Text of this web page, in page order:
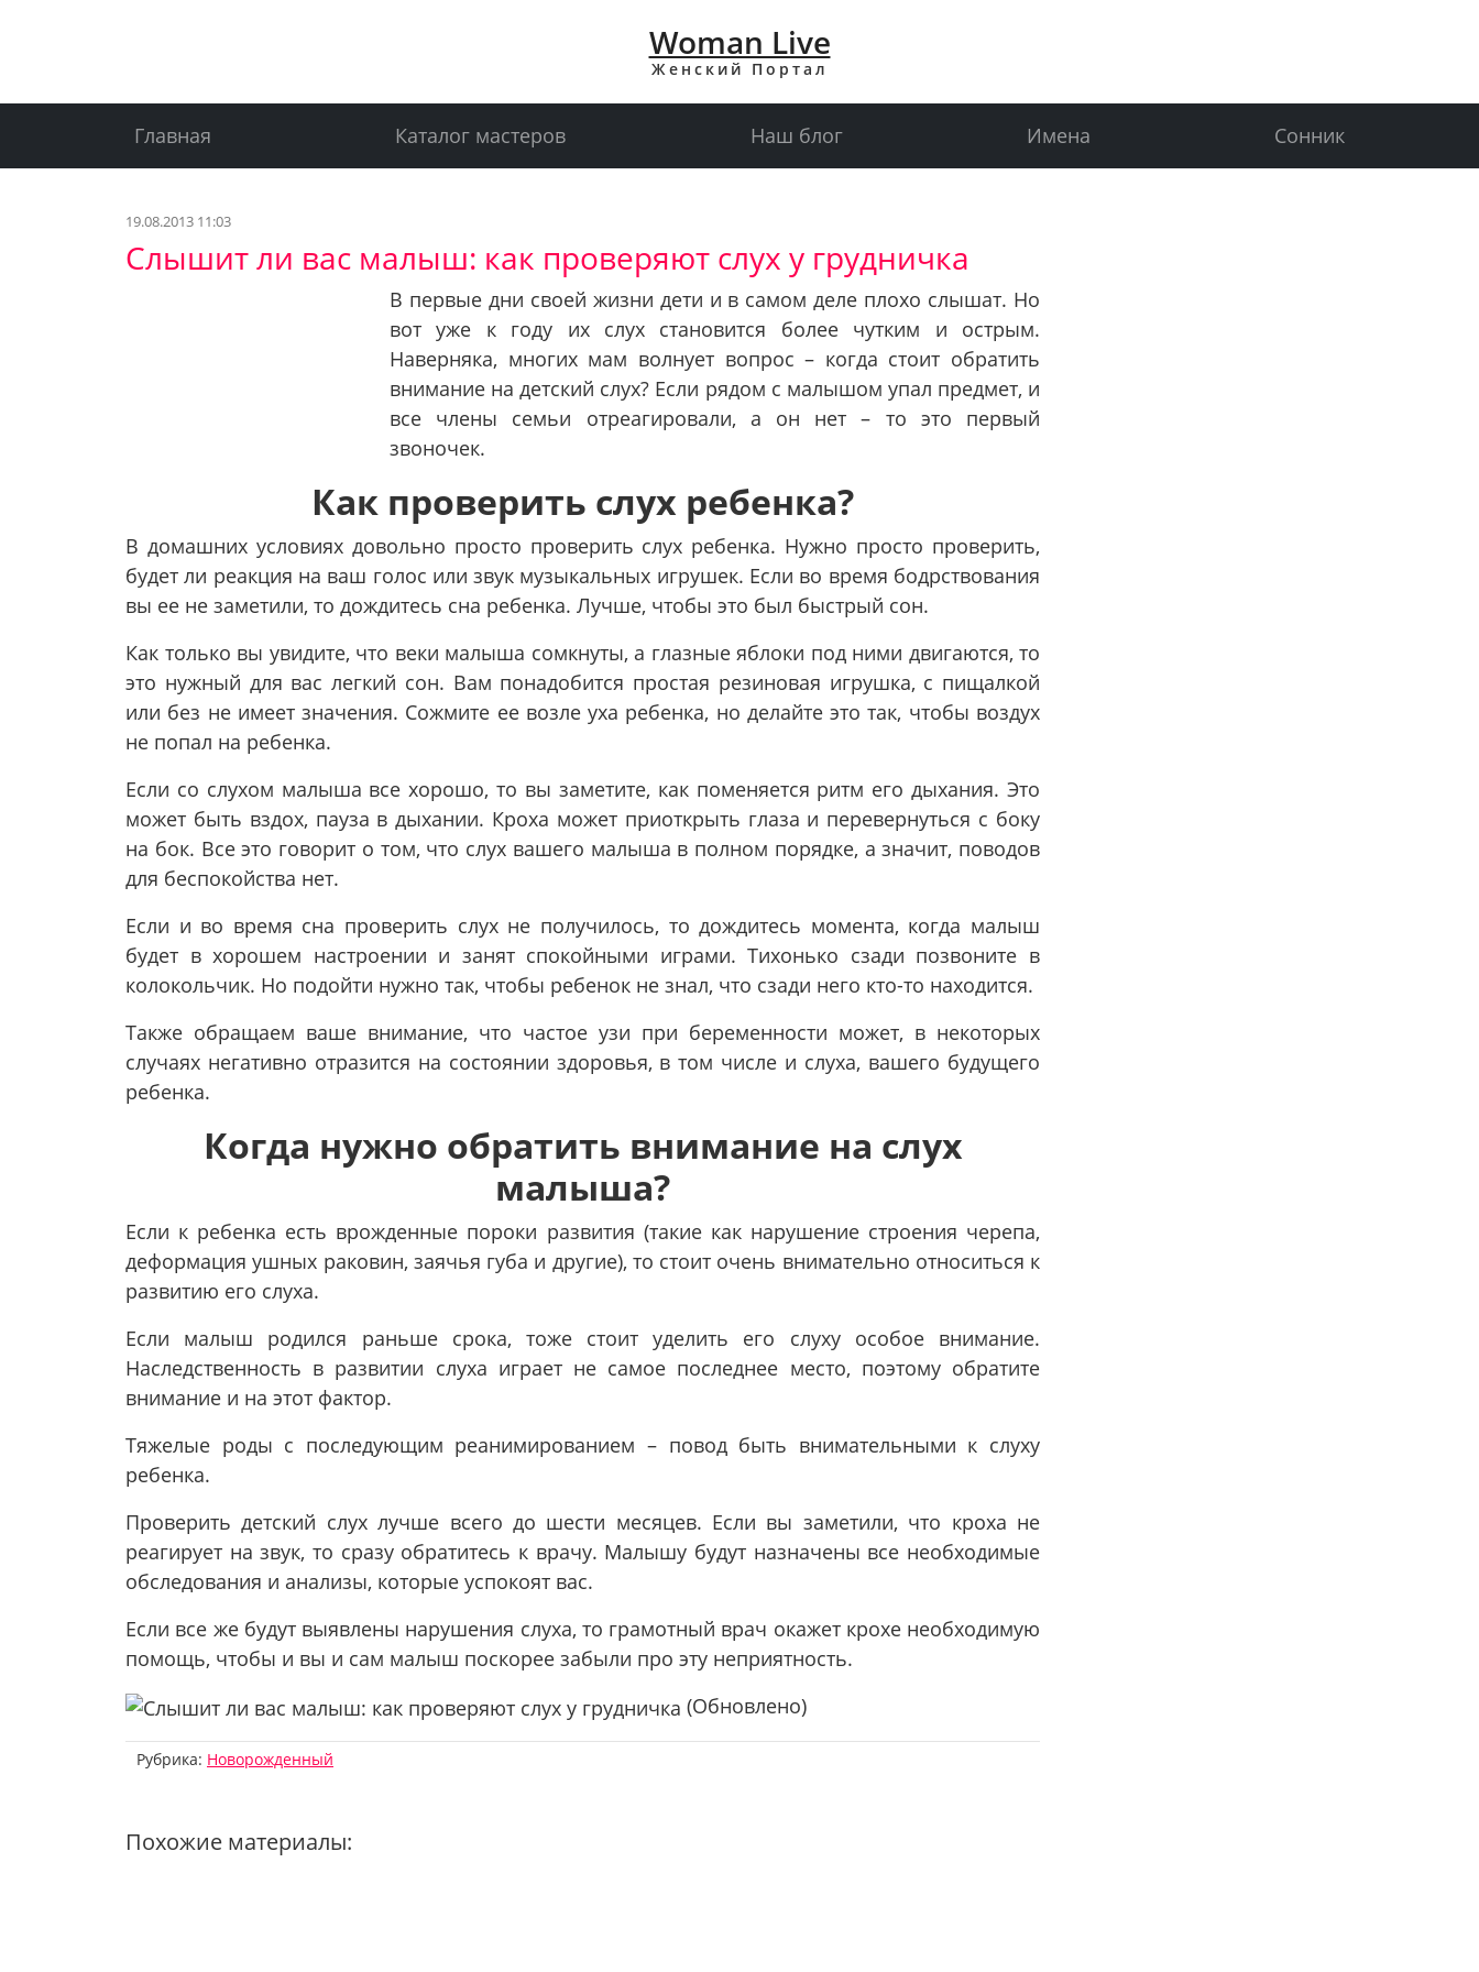
Woman Live
Женский Портал
Главная Каталог мастеров Наш блог Имена Сонник
19.08.2013 11:03
Слышит ли вас малыш: как проверяют слух у грудничка
В первые дни своей жизни дети и в самом деле плохо слышат. Но
вот уже к году их слух становится более чутким и острым.
Наверняка, многих мам волнует вопрос – когда стоит обратить
внимание на детский слух? Если рядом с малышом упал предмет, и
все члены семьи отреагировали, а он нет – то это первый
звоночек.
Как проверить слух ребенка?
В домашних условиях довольно просто проверить слух ребенка. Нужно просто проверить,
будет ли реакция на ваш голос или звук музыкальных игрушек. Если во время бодрствования
вы ее не заметили, то дождитесь сна ребенка. Лучше, чтобы это был быстрый сон.
Как только вы увидите, что веки малыша сомкнуты, а глазные яблоки под ними двигаются, то
это нужный для вас легкий сон. Вам понадобится простая резиновая игрушка, с пищалкой
или без не имеет значения. Сожмите ее возле уха ребенка, но делайте это так, чтобы воздух
не попал на ребенка.
Если со слухом малыша все хорошо, то вы заметите, как поменяется ритм его дыхания. Это
может быть вздох, пауза в дыхании. Кроха может приоткрыть глаза и перевернуться с боку
на бок. Все это говорит о том, что слух вашего малыша в полном порядке, а значит, поводов
для беспокойства нет.
Если и во время сна проверить слух не получилось, то дождитесь момента, когда малыш
будет в хорошем настроении и занят спокойными играми. Тихонько сзади позвоните в
колокольчик. Но подойти нужно так, чтобы ребенок не знал, что сзади него кто-то находится.
Также обращаем ваше внимание, что частое узи при беременности может, в некоторых
случаях негативно отразится на состоянии здоровья, в том числе и слуха, вашего будущего
ребенка.
Когда нужно обратить внимание на слух
малыша?
Если к ребенка есть врожденные пороки развития (такие как нарушение строения черепа,
деформация ушных раковин, заячья губа и другие), то стоит очень внимательно относиться к
развитию его слуха.
Если малыш родился раньше срока, тоже стоит уделить его слуху особое внимание.
Наследственность в развитии слуха играет не самое последнее место, поэтому обратите
внимание и на этот фактор.
Тяжелые роды с последующим реанимированием – повод быть внимательными к слуху
ребенка.
Проверить детский слух лучше всего до шести месяцев. Если вы заметили, что кроха не
реагирует на звук, то сразу обратитесь к врачу. Малышу будут назначены все необходимые
обследования и анализы, которые успокоят вас.
Если все же будут выявлены нарушения слуха, то грамотный врач окажет крохе необходимую
помощь, чтобы и вы и сам малыш поскорее забыли про эту неприятность.
(Обновлено)
Рубрика: Новорожденный
Похожие материалы: